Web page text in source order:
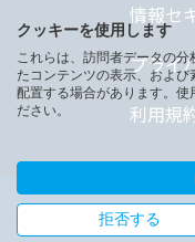
情報セ
プライ
利用規
Copyright
クッキーを使用します
これらは、訪問者データの
たコンテンツの表示、およ
配置する場合があります。使
ださい。
拒否する